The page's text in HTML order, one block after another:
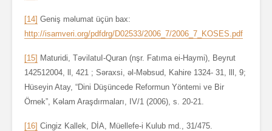
[14] Geniş məlumat üçün bax:
http://isamveri.org/pdfdrg/D02533/2006_7/2006_7_KOSES.pdf
[15] Maturidi, TəvilatuI-Quran (nşr. Fatıma ei-Haymi), Beyrut
142512004, ll, 421 ; Səraxsi, əl-Məbsud, Kahire 1324- 31, lll, 9;
Hüseyin Atay, “Dini Düşüncede Reformun Yöntemi ve Bir
Örnek”, Kəlam Araşdırmaları, IV/1 (2006), s. 20-21.
[16] Cingiz Kallek, DİA, Müellefe-i Kulub md., 31/475.